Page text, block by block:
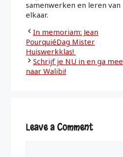
samenwerken en leren van
elkaar.
In memoriam: Jean
PourquiéDag Mister
Huiswerkklas!
Schrijf je NU in en ga mee
naar Walibi!
Leave a Comment